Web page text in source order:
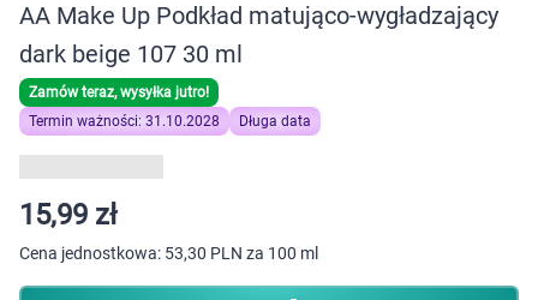
Zdrowie
Kobieta w ciąży i mama
Dziecko
Higiena
Kosmetyki
AA Make Up Podkład matująco-wygładzający
dark beige 107 30 ml
Zamów teraz, wysyłka jutro!
Termin ważności: 31.10.2028
Długa data
15,99 zł
Cena jednostkowa: 53,30 PLN za 100 ml